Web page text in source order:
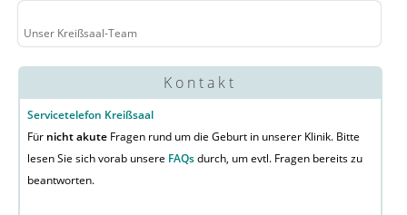
Unser Kreißsaal-Team
Kontakt
Servicetelefon Kreißsaal
Für nicht akuteFragen rund um die Geburt in unserer Klinik. Bitte
lesen Sie sich vorab unsere FAQsdurch, um evtl. Fragen bereits zu
beantworten.